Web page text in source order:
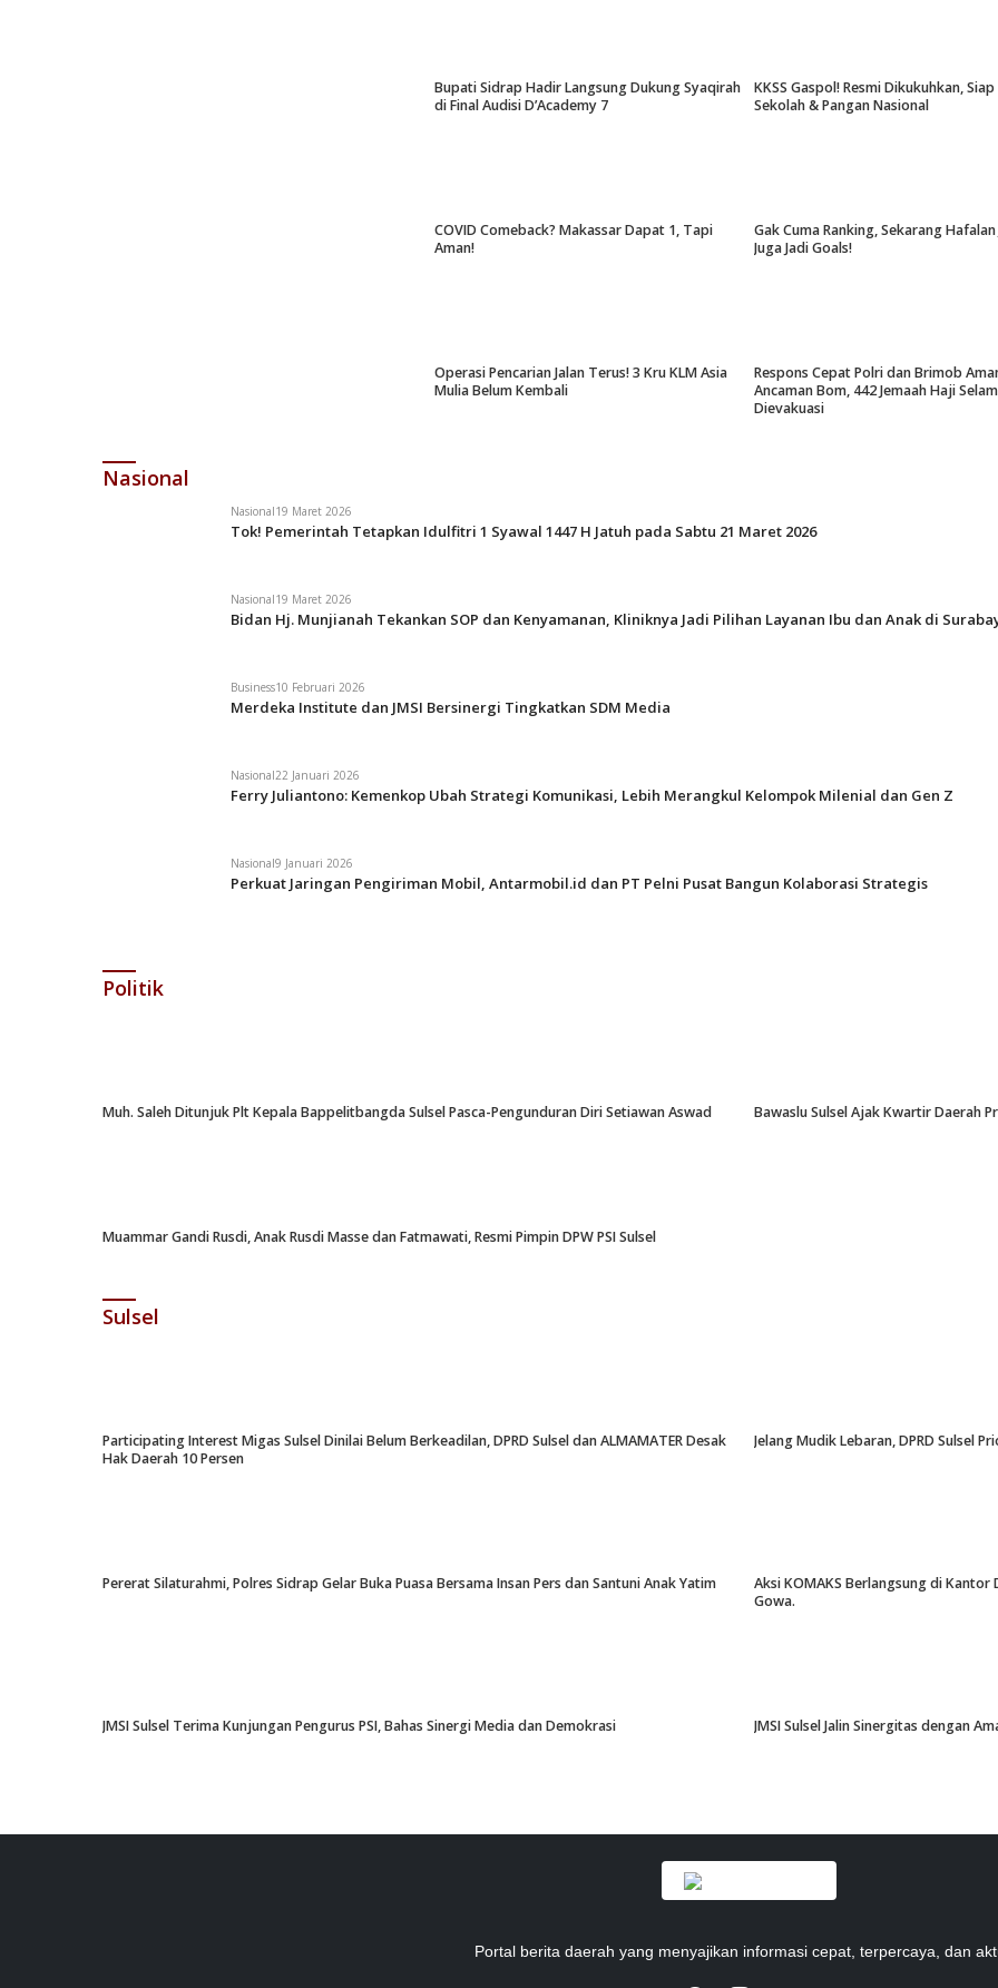
Bupati Sidrap Hadir Langsung Dukung Syaqirah
di Final Audisi D’Academy 7
KKSS Gaspol! Resmi Dikukuhkan,
Sekolah & Pangan Nasional
COVID Comeback? Makassar Dapat 1, Tapi
Aman!
Gak Cuma Ranking, Sekarang Hafalan
Juga Jadi Goals!
Operasi Pencarian Jalan Terus! 3 Kru KLM Asia
Mulia Belum Kembali
Respons Cepat Polri dan Brimob
Ancaman Bom, 442 Jemaah Haji
Dievakuasi
Nasional
Nasional19 Maret 2026
Tok! Pemerintah Tetapkan Idulfitri 1 Syawal 1447 H Jatuh pada Sabtu 21 Maret 2026
Nasional19 Maret 2026
Bidan Hj. Munjianah Tekankan SOP dan Kenyamanan, Kliniknya Jadi Pilihan Layanan Ibu dan Anak di
Business10 Februari 2026
Merdeka Institute dan JMSI Bersinergi Tingkatkan SDM Media
Nasional22 Januari 2026
Ferry Juliantono: Kemenkop Ubah Strategi Komunikasi, Lebih Merangkul Kelompok Milenial dan Gen Z
Nasional9 Januari 2026
Perkuat Jaringan Pengiriman Mobil, Antarmobil.id dan PT Pelni Pusat Bangun Kolaborasi Strategis
Politik
Muh. Saleh Ditunjuk Plt Kepala Bappelitbangda Sulsel Pasca-Pengunduran Diri Setiawan Aswad Bawaslu Sulsel Ajak Kwartir Daerah
Muammar Gandi Rusdi, Anak Rusdi Masse dan Fatmawati, Resmi Pimpin DPW PSI Sulsel
Sulsel
Participating Interest Migas Sulsel Dinilai Belum Berkeadilan, DPRD Sulsel dan ALMAMATER Desak
Hak Daerah 10 Persen
Jelang Mudik Lebaran, DPRD Sulsel
Pererat Silaturahmi, Polres Sidrap Gelar Buka Puasa Bersama Insan Pers dan Santuni Anak Yatim
Aksi KOMAKS Berlangsung di Kantor
Gowa.
JMSI Sulsel Terima Kunjungan Pengurus PSI, Bahas Sinergi Media dan Demokrasi JMSI Sulsel Jalin Sinergitas dengan
Portal berita daerah yang menyajikan informasi cepat, terpercaya, dan